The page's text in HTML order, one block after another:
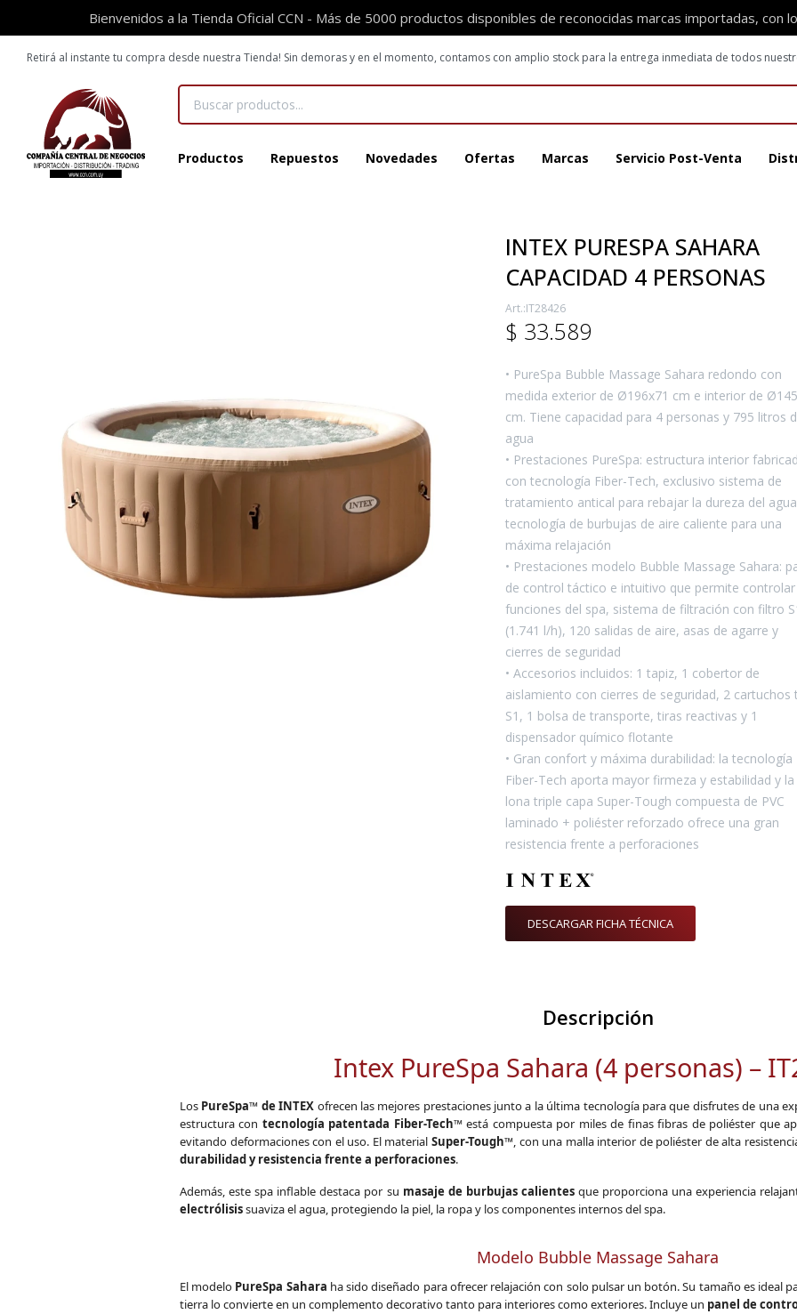
Bienvenidos a la Tienda Oficial CCN - Más de 5000 productos disponibles de reconocidas marcas importadas,
Productos Repuestos Novedades Ofertas Marcas Servicio Post-Venta
Retirá al instante tu compra desde nuestra Tienda! Sin demoras y en el momento, contamos con amplio stock para la entrega inmediata de todos
INTEX PURESPA SAHARA
CAPACIDAD 4 PERSONAS
IT28426
$ 33.589
• PureSpa Bubble Massage Sahara redondo con
medida exterior de Ø196x71 cm e interior de Ø145
cm. Tiene capacidad para 4 personas y 795 litros
agua
• Prestaciones PureSpa: estructura interior
con tecnología Fiber-Tech, exclusivo sistema de
tratamiento antical para rebajar la dureza del
tecnología de burbujas de aire caliente para una
máxima relajación
• Prestaciones modelo Bubble Massage Sahara:
de control táctico e intuitivo que permite controlar
funciones del spa, sistema de filtración con filtro
(1.741 l/h), 120 salidas de aire, asas de agarre y
cierres de seguridad
• Accesorios incluidos: 1 tapiz, 1 cobertor de
aislamiento con cierres de seguridad, 2 cartuchos
S1, 1 bolsa de transporte, tiras reactivas y 1
dispensador químico flotante
• Gran confort y máxima durabilidad: la tecnología
Fiber-Tech aporta mayor firmeza y estabilidad y la
lona triple capa Super-Tough compuesta de PVC
laminado + poliéster reforzado ofrece una gran
resistencia frente a perforaciones
DESCARGAR FICHA TÉCNICA
Descripción
Intex PureSpa Sahara (4 personas) –
Los PureSpa™ de INTEX ofrecen las mejores prestaciones junto a la última tecnología para que disfrutes de una
estructura con tecnología patentada Fiber-Tech™está compuesta por miles de finas fibras de poliéster que
evitando deformaciones con el uso. El material Super-Tough™, con una malla interior de poliéster de alta
durabilidad y resistencia frente a perforaciones.
Además, este spa inflable destaca por su masaje de burbujas calientesque proporciona una experiencia
electrólisissuaviza el agua, protegiendo la piel, la ropa y los componentes internos del spa.
Modelo Bubble Massage Sahara
El modelo PureSpa Sahara ha sido diseñado para ofrecer relajación con solo pulsar un botón. Su tamaño es ideal
tierra lo convierte en un complemento decorativo tanto para interiores como exteriores. Incluye un panel de